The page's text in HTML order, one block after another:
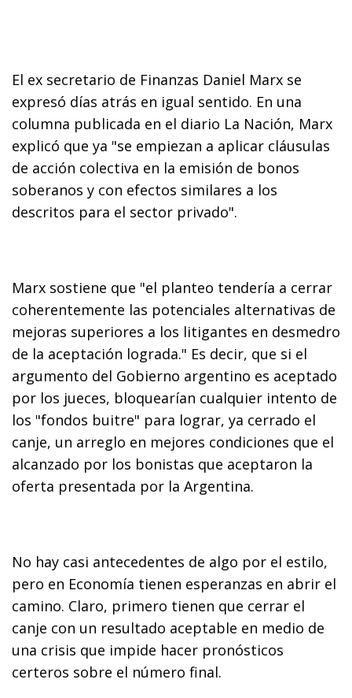
El ex secretario de Finanzas Daniel Marx se
expresó días atrás en igual sentido. En una
columna publicada en el diario La Nación, Marx
explicó que ya "se empiezan a aplicar cláusulas
de acción colectiva en la emisión de bonos
soberanos y con efectos similares a los
descritos para el sector privado".
Marx sostiene que "el planteo tendería a cerrar
coherentemente las potenciales alternativas de
mejoras superiores a los litigantes en desmedro
de la aceptación lograda." Es decir, que si el
argumento del Gobierno argentino es aceptado
por los jueces, bloquearían cualquier intento de
los "fondos buitre" para lograr, ya cerrado el
canje, un arreglo en mejores condiciones que el
alcanzado por los bonistas que aceptaron la
oferta presentada por la Argentina.
No hay casi antecedentes de algo por el estilo,
pero en Economía tienen esperanzas en abrir el
camino. Claro, primero tienen que cerrar el
canje con un resultado aceptable en medio de
una crisis que impide hacer pronósticos
certeros sobre el número final.